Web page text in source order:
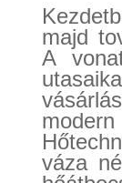
majd
A
váza